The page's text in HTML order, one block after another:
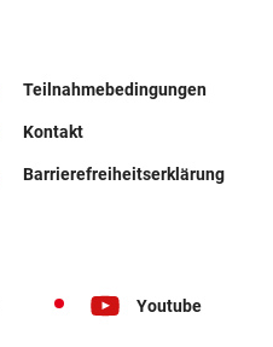
Teilnahmebedingungen
Kontakt
Barrierefreiheitserklärung
Youtube